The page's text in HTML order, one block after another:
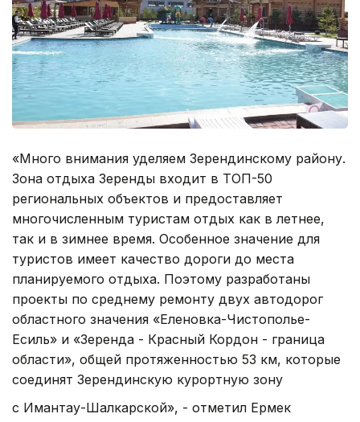
«Много внимания уделяем Зерендинскому району.
Зона отдыха Зеренды входит в ТОП-50
региональных объектов и предоставляет
многочисленным туристам отдых как в летнее,
так и в зимнее время. Особенное значение для
туристов имеет качество дороги до места
планируемого отдыха. Поэтому разработаны
проекты по среднему ремонту двух автодорог
областного значения «Еленовка-Чистополье-
Есиль» и «Зеренда - Красный Кордон - граница
области», общей протяженностью 53 км, которые
соединят Зерендинскую курортную зону
с Имантау-Шалкарской», - отметил Ермек